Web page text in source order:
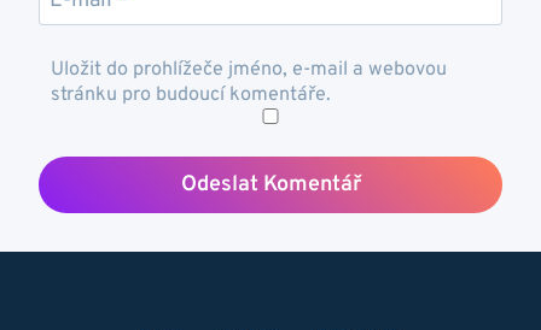
Uložit do prohlížeče jméno, e-mail a webovou
stránku pro budoucí komentáře.